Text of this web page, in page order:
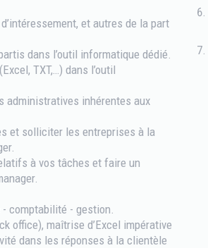
et autres de la part
dans l’outil informatique dédié.
TXT,…) dans l’outil
administratives inhérentes aux
et solliciter les entreprises à la
à vos tâches et faire un
- comptabilité - gestion.
office), maîtrise d’Excel impérative
dans les réponses à la clientèle